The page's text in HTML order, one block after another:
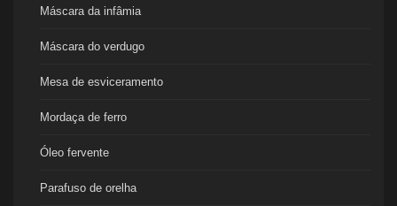
Máscara da infâmia
Máscara do verdugo
Mesa de esviceramento
Mordaça de ferro
Óleo fervente
Parafuso de orelha